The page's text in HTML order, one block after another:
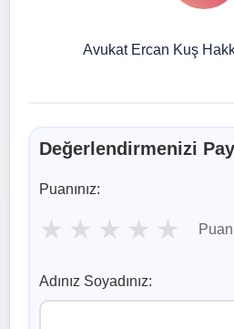
Avukat Ercan Kuş
Değerlendirmenizi
Puanınız:
★ ★ ★ ★ ★
Adınız Soyadınız: